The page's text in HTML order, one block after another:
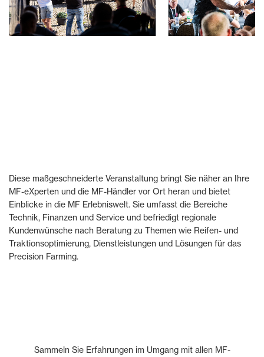
Diese maßgeschneiderte Veranstaltung bringt Sie näher an Ihre
MF-eXperten und die MF-Händler vor Ort heran und bietet
Einblicke in die MF Erlebniswelt. Sie umfasst die Bereiche
Technik, Finanzen und Service und befriedigt regionale
Kundenwünsche nach Beratung zu Themen wie Reifen- und
Traktionsoptimierung, Dienstleistungen und Lösungen für das
Precision Farming.
Sammeln Sie Erfahrungen im Umgang mit allen MF-